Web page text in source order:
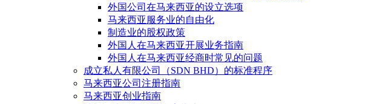
外国公司在马来西亚的设立选项
马来西亚服务业的自由化
制造业的股权政策
外国人在马来西亚开展业务指南
外国人在马来西亚经商时常见的问题
成立私人有限公司（SDN BHD）的标准程序
马来西亚公司注册指南
马来西亚创业指南